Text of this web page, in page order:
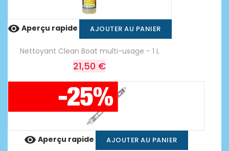
 Aperçu rapide AJOUTER AU PANIER
Nettoyant Clean Boat multi-usage - 1 L
21,50 €
 Aperçu rapide AJOUTER AU PANIER